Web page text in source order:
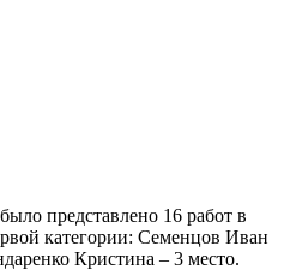
представлено 16 работ в
категории: Семенцов Иван
Кристина – 3 место.